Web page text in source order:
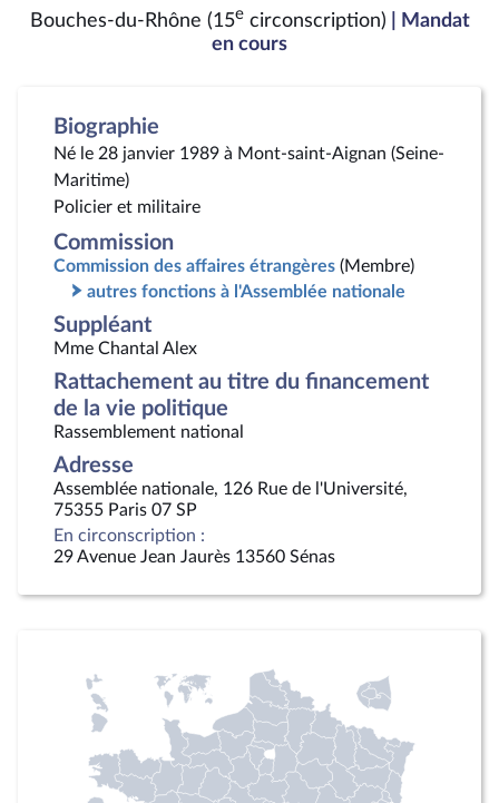
Bouches-du-Rhône (15ecirconscription)
| Mandat
en cours
Biographie
Né le 28 janvier 1989 à Mont-saint-Aignan (Seine-
Maritime)
Policier et militaire
Commission
Commission des affaires étrangères (Membre)
autres fonctions à l'Assemblée nationale
Suppléant
Mme Chantal Alex
Rattachement au titre du financement
de la vie politique
Rassemblement national
Adresse
Assemblée nationale, 126 Rue de l'Université,
75355 Paris 07 SP
En circonscription :
29 Avenue Jean Jaurès 13560 Sénas